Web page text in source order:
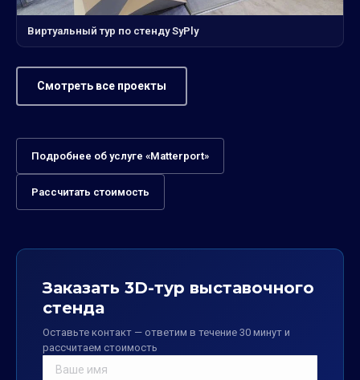
Виртуальный тур по стенду SyPly
Смотреть все проекты
Подробнее об услуге «Matterport»
Рассчитать стоимость
Заказать 3D-тур выставочного
стенда
Оставьте контакт — ответим в течение 30 минут и
рассчитаем стоимость